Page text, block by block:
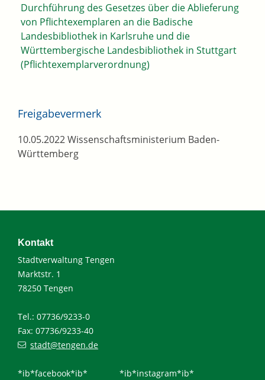
Durchführung des Gesetzes über die Ablieferung
von Pflichtexemplaren an die Badische
Landesbibliothek in Karlsruhe und die
Württembergische Landesbibliothek in Stuttgart
(Pflichtexemplarverordnung)
Freigabevermerk
10.05.2022 Wissenschaftsministerium Baden-
Württemberg
Kontakt
Stadtverwaltung Tengen
Marktstr. 1
78250 Tengen
Tel.: 07736/9233-0
Fax: 07736/9233-40
stadt@tengen.de
*ib*facebook*ib*
*ib*instagram*ib*